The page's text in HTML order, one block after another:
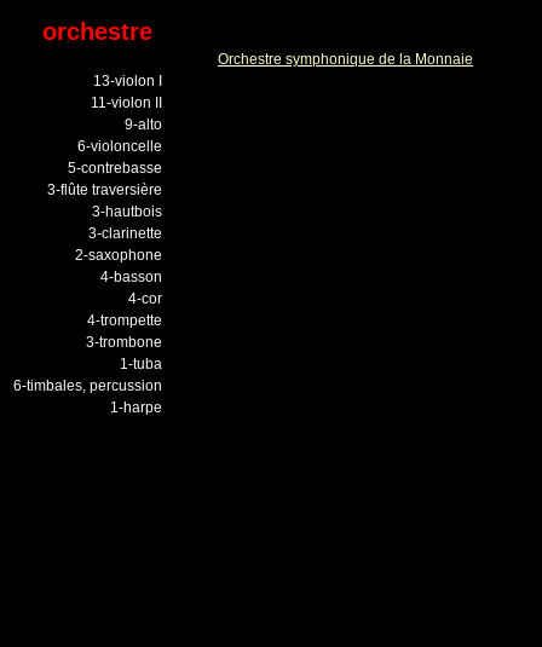
orchestre
Orchestre symphonique de la Monnaie
13-violon I
11-violon II
9-alto
6-violoncelle
5-contrebasse
3-flûte traversière
3-hautbois
3-clarinette
2-saxophone
4-basson
4-cor
4-trompette
3-trombone
1-tuba
6-timbales, percussion
1-harpe